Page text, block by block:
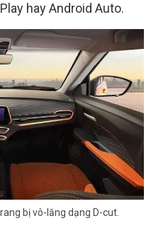
hay Android Auto.
bị vô-lăng dạng D-cut.